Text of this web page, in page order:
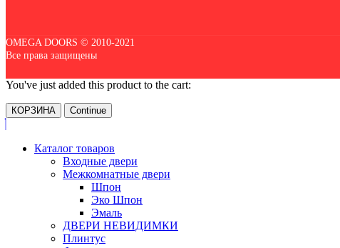
OMEGA DOORS © 2010-2021
Все права защищены
You've just added this product to the cart:
КОРЗИНА Continue
Каталог товаров
Входные двери
Межкомнатные двери
Шпон
Эко Шпон
Эмаль
ДВЕРИ НЕВИДИМКИ
Плинтус